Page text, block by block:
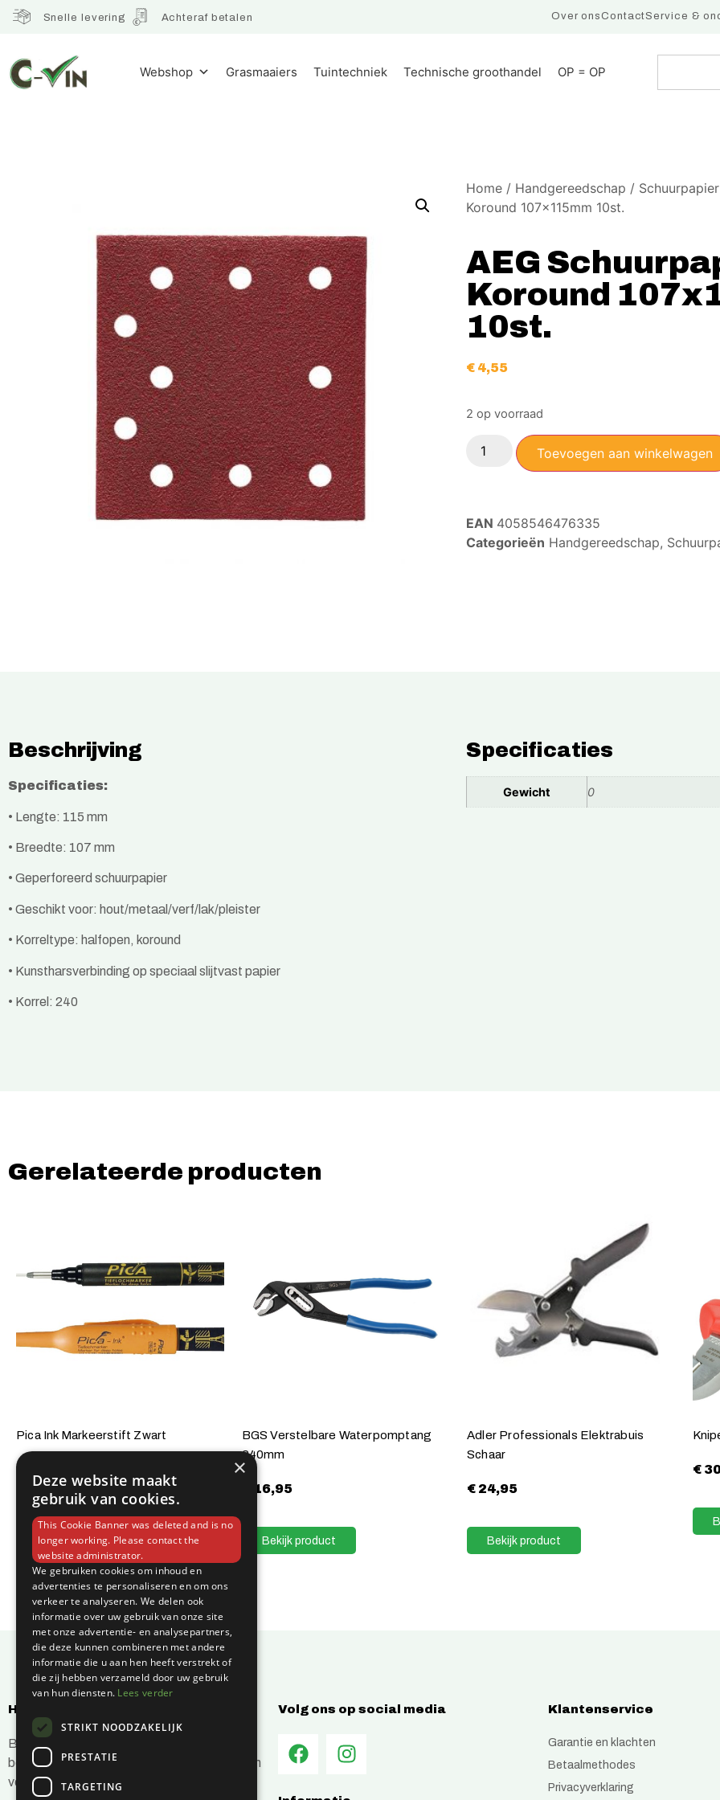
Snelle levering Achteraf betalen Over onsContactService &
Webshop Grasmaaiers Tuintechniek Technische groothandel OP = OP
Home / Handgereedschap / Schuurpapier
Koround 107x115mm 10st.
AEG
Koround
10st.
€4,55
2 op voorraad
Toevoegen aan winkelwagen
EAN 4058546476335
Categorieën Handgereedschap,
Beschrijving
Specificaties:
• Lengte: 115 mm
• Breedte: 107 mm
• Geperforeerd schuurpapier
• Geschikt voor: hout/metaal/verf/lak/pleister
• Korreltype: halfopen, koround
• Kunstharsverbinding op speciaal slijtvast papier
• Korrel: 240
Specificaties
Gewicht 0
Gerelateerde producten
Pica Ink Markeerstift Zwart
€
Bekijk product
BGS Verstelbare Waterpomptang
240mm
16,95
Bekijk product
Adler Professionals Elektrabuis
Schaar
€24,95
Bekijk product
€
Hoe kunnen wij jou helpen?
Bij C-Vin hebben wij alles in huis om je
bouwprojecten efficiënt en succesvol te laten
verlopen.
Volg ons op social media Klantenservice
Garantie en klachten
Betaalmethodes
Privacyverklaring
×
Deze website maakt
gebruik van cookies.
This Cookie Banner was deleted and is no
longer working. Please contact the
website administrator.
We gebruiken cookies om inhoud en
advertenties te personaliseren en om ons
verkeer te analyseren. We delen ook
informatie over uw gebruik van onze site
met onze advertentie- en analysepartners,
die deze kunnen combineren met andere
informatie die u aan hen heeft verstrekt of
die zij hebben verzameld door uw gebruik
van hun diensten. Lees verder
STRIKT NOODZAKELIJK
PRESTATIE
TARGETING